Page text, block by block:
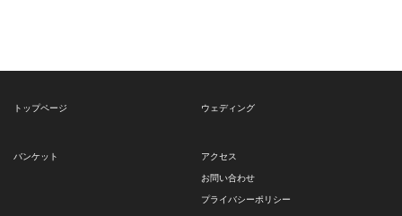
トップページ ウェディング
バンケット アクセス
お問い合わせ
プライバシーポリシー